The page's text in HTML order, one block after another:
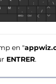
en "
ENTRER.